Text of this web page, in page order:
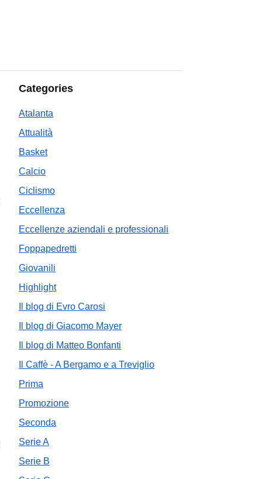
Categories
Atalanta
Attualità
Basket
Calcio
Ciclismo
Eccellenza
Eccellenze aziendali e professionali
Foppapedretti
Giovanili
Highlight
Il blog di Evro Carosi
Il blog di Giacomo Mayer
Il blog di Matteo Bonfanti
Il Caffè - A Bergamo e a Treviglio
Prima
Promozione
Seconda
Serie A
Serie B